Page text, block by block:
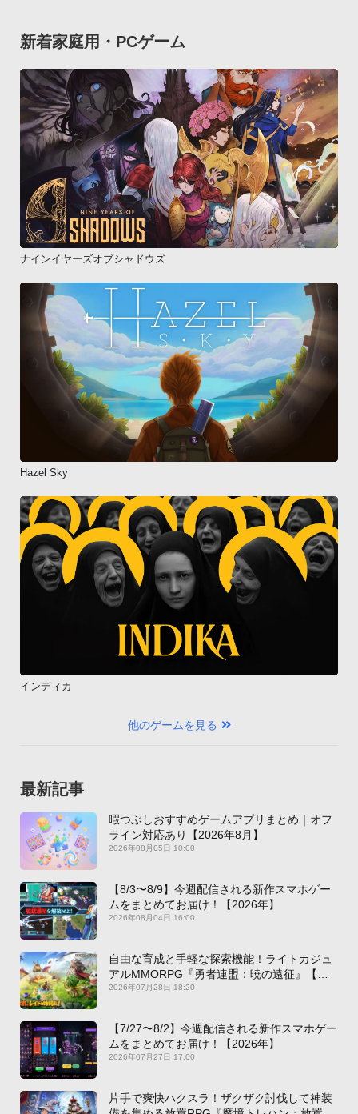
新着家庭用・PCゲーム
ナインイヤーズオブシャドウズ
Hazel Sky
インディカ
他のゲームを見る
最新記事
暇つぶしおすすめゲームアプリまとめ｜オフ
ライン対応あり【2026年8月】
2026年08月05日 10:00
【8/3〜8/9】今週配信される新作スマホゲー
ムをまとめてお届け！【2026年】
2026年08月04日 16:00
自由な育成と手軽な探索機能！ライトカジュ
アルMMORPG『勇者連盟：暁の遠征』【最
新作PICKUP】
2026年07月28日 18:20
【7/27〜8/2】今週配信される新作スマホゲー
ムをまとめてお届け！【2026年】
2026年07月27日 17:00
片手で爽快ハクスラ！ザクザク討伐して神装